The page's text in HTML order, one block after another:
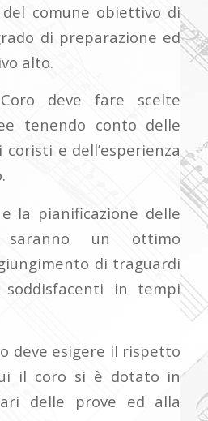
comune obiettivo di
di preparazione ed
alto.
deve fare scelte
tenendo conto delle
e dell’esperienza
la pianificazione delle
saranno un ottimo
di traguardi
soddisfacenti in tempi
deve esigere il rispetto
il coro si è dotato in
delle prove ed alla